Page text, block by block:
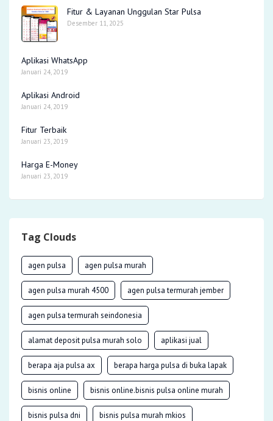
Fitur & Layanan Unggulan Star Pulsa
Desember 11, 2025
Aplikasi WhatsApp
Januari 24, 2019
Aplikasi Android
Januari 24, 2019
Fitur Terbaik
Januari 23, 2019
Harga E-Money
Januari 23, 2019
Tag Clouds
agen pulsa agen pulsa murah
agen pulsa murah 4500 agen pulsa termurah jember
agen pulsa termurah seindonesia
alamat deposit pulsa murah solo aplikasi jual
berapa aja pulsa ax berapa harga pulsa di buka lapak
bisnis online bisnis online.bisnis pulsa online murah
bisnis pulsa dni bisnis pulsa murah mkios